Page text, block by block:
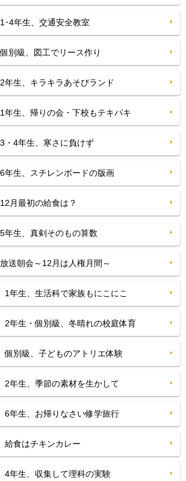
･4年生、交通安全教室
別級、図工でリース作り
年生、キラキラあそびランド
年生、帰りの会・下校もテキパキ
・4年生、寒さに負けず
年生、スチレンボードの版画
月最初の給食は？
年生、真剣そのもの算数
送朝会～12月は人権月間～
1年生、生活科で家族もにこにこ
2年生・個別級、冬晴れの校庭体育
個別級、子どものアトリエ体験
2年生、季節の素材を生かして
6年生、お帰りなさい修学旅行
給食はチキンカレー
4年生、収集して理科の実験